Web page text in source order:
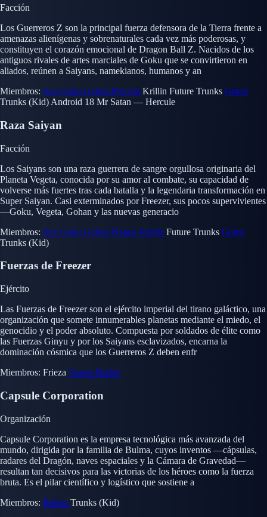
Facción
Los Guerreros Z son la principal fuerza defensora de la Tierra frente a
amenazas alienígenas y sobrenaturales cada vez más poderosas, y
constituyen el corazón emocional de Dragon Ball Z. Nacidos de los
antiguos rivales de artes marciales de Goku que se convirtieron en
aliados, reúnen a Saiyans, namekianos, humanos y an
Miembros: Son Goku Gohan Piccolo Krillin Future Trunks Goten
Trunks (Kid) Android 18 Mr Satan — Hercule
Raza Saiyan
Facción
Los Saiyans son una raza guerrera de sangre orgullosa originaria del
Planeta Vegeta, conocida por su amor al combate, su capacidad de
volverse más fuertes tras cada batalla y la legendaria transformación en
Super Saiyan. Casi exterminados por Freezer, sus pocos supervivientes
—Goku, Vegeta, Gohan y las nuevas generacio
Miembros: Son Goku Gohan Nappa Raditz Future Trunks Goten
Trunks (Kid)
Fuerzas de Freezer
Ejército
Las Fuerzas de Freezer son el ejército imperial del tirano galáctico, una
organización que somete innumerables planetas mediante el miedo, el
genocidio y el poder absoluto. Compuesta por soldados de élite como
las Fuerzas Ginyu y por los Saiyans esclavizados, encarna la
dominación cósmica que los Guerreros Z deben enfr
Miembros: Frieza Nappa Raditz
Capsule Corporation
Organización
Capsule Corporation es la empresa tecnológica más avanzada del
mundo, dirigida por la familia de Bulma, cuyos inventos —cápsulas,
radares del Dragón, naves espaciales y la Cámara de Gravedad—
resultan tan decisivos para las victorias de los héroes como la fuerza
bruta. Es el pilar científico y logístico que sostiene a
Miembros: Bulma Trunks (Kid)